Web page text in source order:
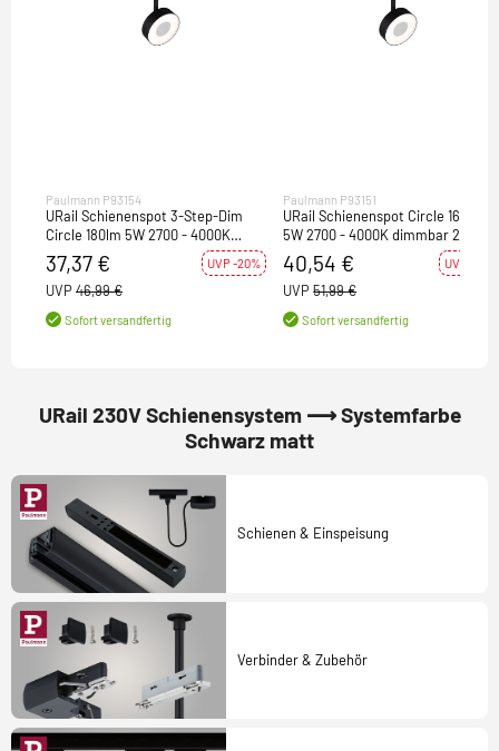
Paulmann P93154
URail Schienenspot 3-Step-Dim
Circle 180lm 5W 2700 - 4000K
dimmbar 230V Schwarz matt
37,37 € UVP -20%
UVP 46,99 €
Sofort versandfertig
Paulmann P93151
URail Schienenspot Circle 160lm
5W 2700 - 4000K dimmbar 230V
Schwarz matt
40,54 € UVP -22%
UVP 51,99 €
Sofort versandfertig
URail 230V Schienensystem ⟶ Systemfarbe
Schwarz matt
Schienen & Einspeisung
Verbinder & Zubehör